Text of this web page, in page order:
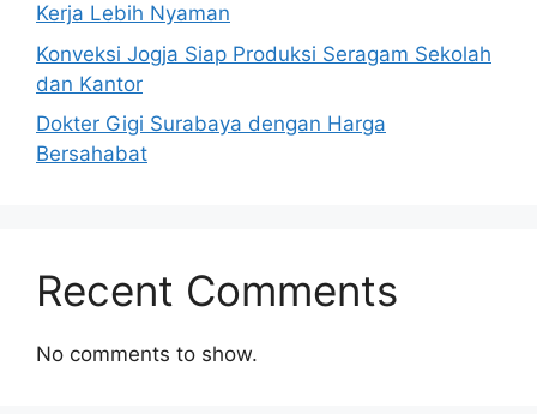
Kerja Lebih Nyaman
Konveksi Jogja Siap Produksi Seragam Sekolah
dan Kantor
Dokter Gigi Surabaya dengan Harga
Bersahabat
Recent Comments
No comments to show.